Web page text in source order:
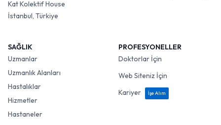
Kat Kolektif House
İstanbul, Türkiye
SAĞLIK
Uzmanlar
Uzmanlık Alanları
Hastalıklar
Hizmetler
Hastaneler
PROFESYONELLER
Doktorlar İçin
Web Siteniz İçin
Kariyer
İşe Alım